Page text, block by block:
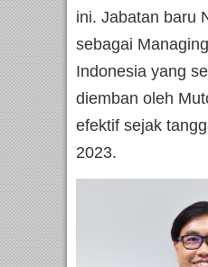
ini. Jabatan baru
sebagai
Indonesia yang
diemban oleh
efektif sejak
2023.